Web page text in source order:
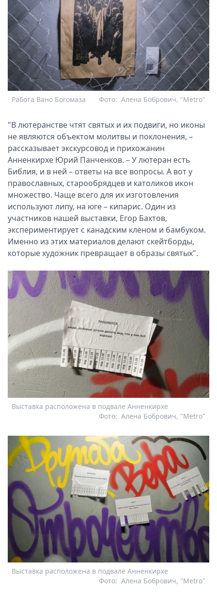
Работа Вано Богомаза Алена Бобрович, "Metro"
Фото:
"В лютеранстве чтят святых и их подвиги, но иконы
не являются объектом молитвы и поклонения, –
рассказывает экскурсовод и прихожанин
Анненкирхе Юрий Панченков. – У лютеран есть
Библия, и в ней – ответы на все вопросы. А вот у
православных, старообрядцев и католиков икон
множество. Чаще всего для их изготовления
используют липу, на юге – кипарис. Один из
участников нашей выставки, Егор Бахтов,
экспериментирует с канадским клёном и бамбуком.
Именно из этих материалов делают скейтборды,
которые художник превращает в образы святых".
Выставка расположена в подвале Анненкирхе
Алена Бобрович, "Metro"
Фото:
Выставка расположена в подвале Анненкирхе
Алена Бобрович, "Metro"
Фото: